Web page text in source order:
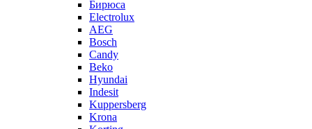
Бирюса
Electrolux
AEG
Bosch
Candy
Beko
Hyundai
Indesit
Kuppersberg
Krona